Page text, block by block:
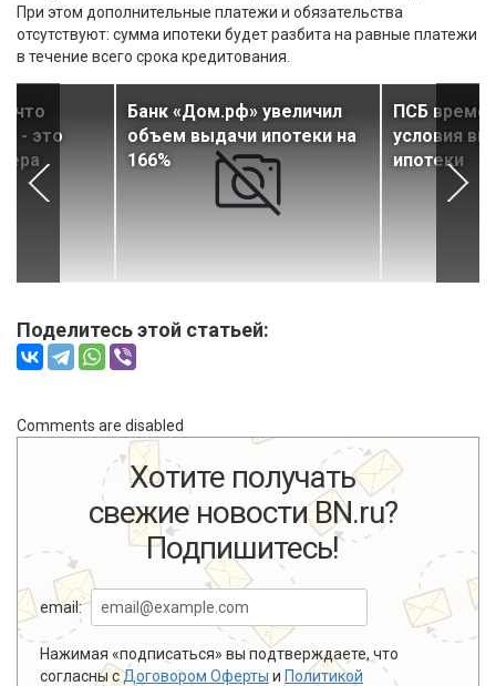
При этом дополнительные платежи и обязательства
отсутствуют: сумма ипотеки будет разбита на равные платежи
в течение всего срока кредитования.
что
- это
Банк «Дом.рф» увеличил
объем выдачи ипотеки на
166%
ПСБ
условия
ипотеки
Поделитесь этой статьей:
Comments are disabled
Хотите получать
свежие новости BN.ru?
Подпишитесь!
email:
Нажимая «подписаться» вы подтверждаете, что
согласны сДоговором Оферты и Политикой